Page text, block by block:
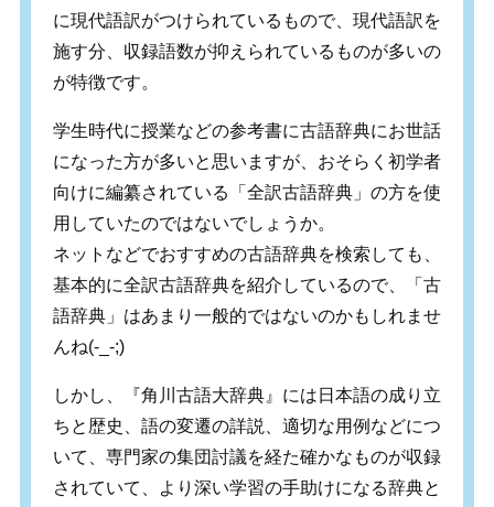
に現代語訳がつけられているもので、現代語訳を
施す分、収録語数が抑えられているものが多いの
が特徴です。
学生時代に授業などの参考書に古語辞典にお世話
になった方が多いと思いますが、おそらく初学者
向けに編纂されている「全訳古語辞典」の方を使
用していたのではないでしょうか。
ネットなどでおすすめの古語辞典を検索しても、
基本的に全訳古語辞典を紹介しているので、「古
語辞典」はあまり一般的ではないのかもしれませ
んね(-_-;)
しかし、『角川古語大辞典』には日本語の成り立
ちと歴史、語の変遷の詳説、適切な用例などにつ
いて、専門家の集団討議を経た確かなものが収録
されていて、より深い学習の手助けになる辞典と